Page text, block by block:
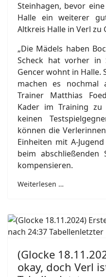
Steinhagen, bevor
Halle ein weiterer
Altkreis Halle in Verl zu
„Die Mädels haben
Scheck hat vorher in
Gencer wohnt in Halle.
machen es nochmal
Trainer Matthias
Kader im Training zu
keinen
können die
Einheiten mit A-
beim abschließenden
kompensieren.
Weiterlesen …
(Glocke
okay, doch Verl